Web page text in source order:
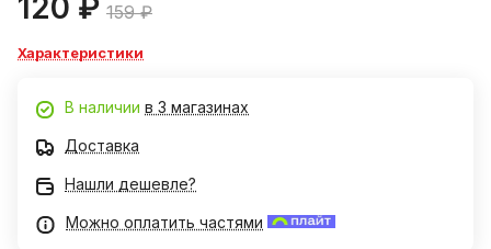
120 ₽ 159 ₽
Характеристики
В наличии в 3 магазинах
Доставка
Нашли дешевле?
Можно оплатить частями